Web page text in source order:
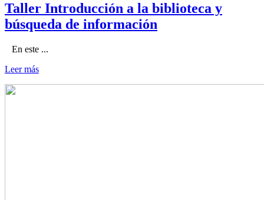
Taller Introducción a la biblioteca y
búsqueda de información
En este ...
Leer más